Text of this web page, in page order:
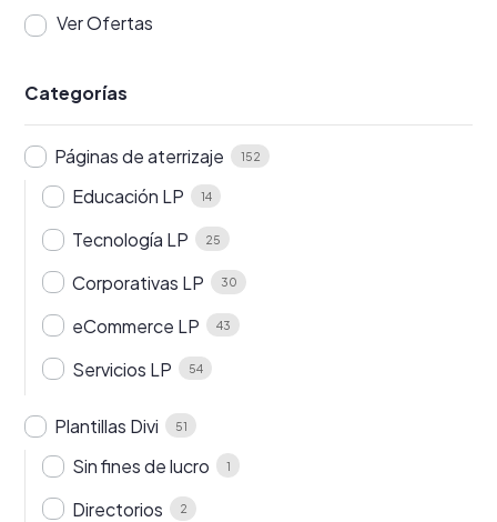
Ver Ofertas
Categorías
Páginas de aterrizaje 152
Educación LP 14
Tecnología LP 25
Corporativas LP 30
eCommerce LP 43
Servicios LP 54
Plantillas Divi 51
Sin fines de lucro 1
Directorios 2